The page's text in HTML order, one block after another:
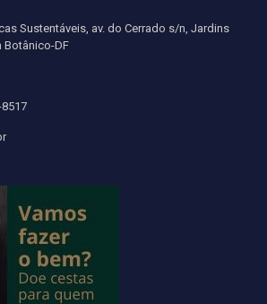
Sustentáveis, av. do Cerrado s/n, Jardins
Botânico-DF